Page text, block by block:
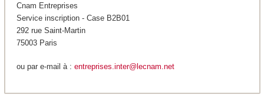
Cnam Entreprises
Service inscription - Case B2B01
292 rue Saint-Martin
75003 Paris
ou par e-mail à : entreprises.inter@lecnam.net